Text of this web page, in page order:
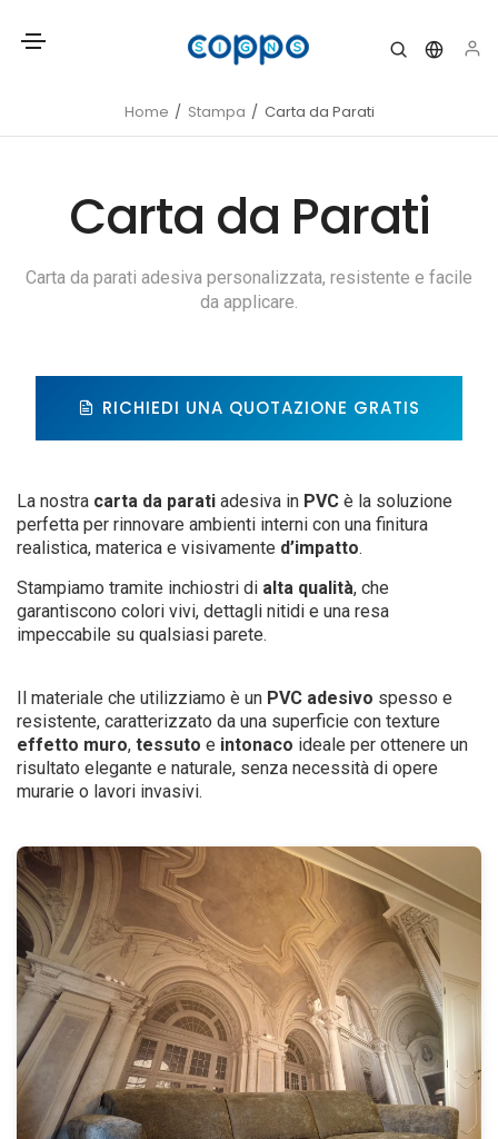
Home Stampa Carta da Parati
Carta da Parati
Carta da parati adesiva personalizzata, resistente e facile
da applicare.
RICHIEDI UNA QUOTAZIONE GRATIS
La nostra carta da parati adesiva in PVC è la soluzione
perfetta per rinnovare ambienti interni con una finitura
realistica, materica e visivamente d’impatto.
Stampiamo tramite inchiostri di alta qualità, che
garantiscono colori vivi, dettagli nitidi e una resa
impeccabile su qualsiasi parete.
Il materiale che utilizziamo è un PVC adesivo spesso e
resistente, caratterizzato da una superficie con texture
effetto muro, tessuto e intonaco ideale per ottenere un
risultato elegante e naturale, senza necessità di opere
murarie o lavori invasivi.